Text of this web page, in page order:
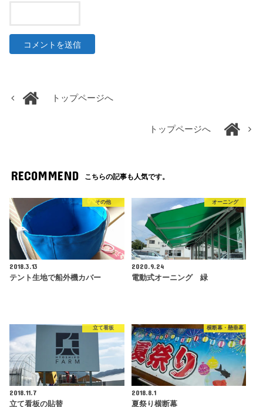
トップページへ
トップページへ
RECOMMEND こちらの記事も人気です。
その他
2018.3.13
テント生地で船外機カバー
オーニング
2020.9.24
電動式オーニング 緑
立て看板
2018.11.7
立て看板の貼替
横断幕・懸垂幕
2018.8.1
夏祭り横断幕